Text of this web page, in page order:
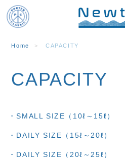
Home CAPACITY
CAPACITY
SMALL SIZE（10ℓ～15ℓ）
DAILY SIZE（15ℓ～20ℓ）
DAILY SIZE（20ℓ～25ℓ）